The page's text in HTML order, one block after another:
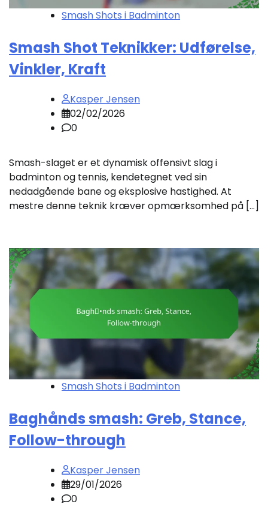
Smash Shots i Badminton
Smash Shot Teknikker: Udførelse,
Vinkler, Kraft
Kasper Jensen
02/02/2026
0
Smash-slaget er et dynamisk offensivt slag i
badminton og tennis, kendetegnet ved sin
nedadgående bane og eksplosive hastighed. At
mestre denne teknik kræver opmærksomhed på […]
Smash Shots i Badminton
Baghånds smash: Greb, Stance,
Follow-through
Kasper Jensen
29/01/2026
0